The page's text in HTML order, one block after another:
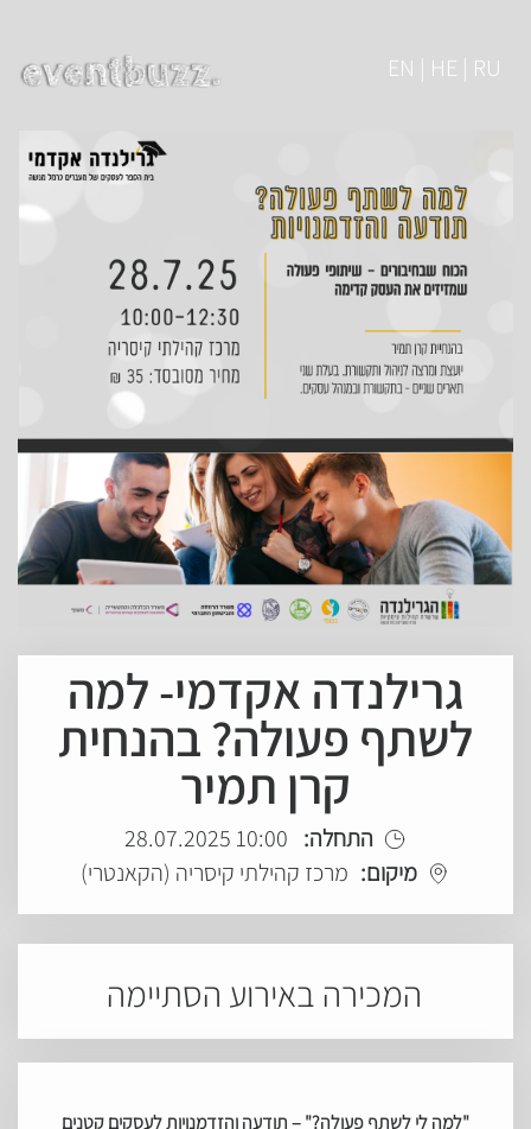
EN | HE | RU
גרילנדה אקדמי- למה
לשתף פעולה? בהנחית
קרן תמיר
התחלה: 10:00 28.07.2025
מיקום: מרכז קהילתי קיסריה (הקאנטרי)
המכירה באירוע הסתיימה
"למה לי לשתף פעולה?" – תודעה והזדמנויות לעסקים קטנים